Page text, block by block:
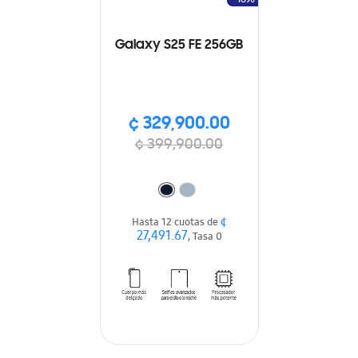
Galaxy S25 FE 256GB
¢ 329,900.00
¢ 399,900.00
Hasta 12 cuotas de¢
27,491.67, Tasa 0